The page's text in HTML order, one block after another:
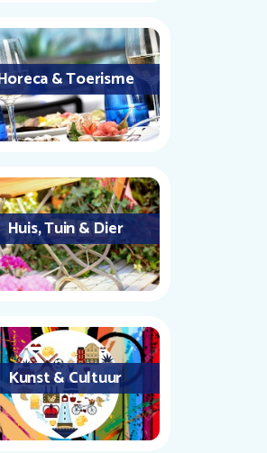
& Toerisme
Huis, Tuin & Dier
Kunst & Cultuur